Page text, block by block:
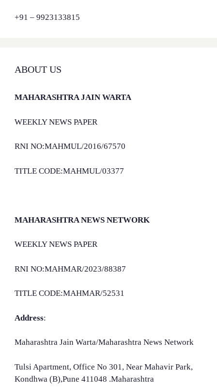
+91 – 9923133815
ABOUT US
MAHARASHTRA JAIN WARTA
WEEKLY NEWS PAPER
RNI NO:MAHMUL/2016/67570
TITLE CODE:MAHMUL/03377
MAHARASHTRA NEWS NETWORK
WEEKLY NEWS PAPER
RNI NO:MAHMAR/2023/88387
TITLE CODE:MAHMAR/52531
Address:
Maharashtra Jain Warta/Maharashtra News Network
Tulsi Apartment, Office No 301, Near Mahavir Park,
Kondhwa (B),Pune 411048 .Maharashtra